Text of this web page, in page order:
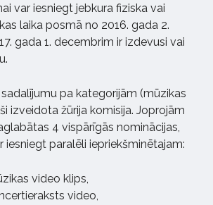
var iesniegt jebkura fiziska vai
laika posmā no 2016. gada 2.
gada 1. decembrim ir izdevusi vai
pa kategorijām (mūzikas
izveidota žūrija komisija. Joprojām
4 vispārīgās nominācijas,
iesniegt paralēli iepriekšminētajam:
video klips,
video,